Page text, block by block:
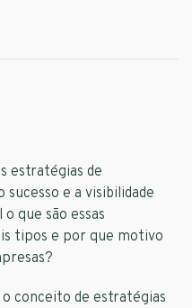
estratégias de
sucesso e a visibilidade
o que são essas
tipos e por que motivo
conceito de estratégias